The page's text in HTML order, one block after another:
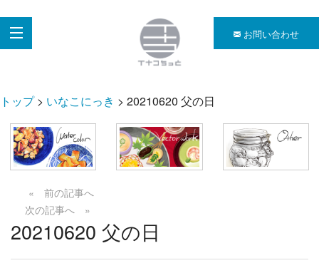
お問い合わせ
トップ> いなこにっき > 20210620 父の日
« 前の記事へ
次の記事へ »
20210620 父の日